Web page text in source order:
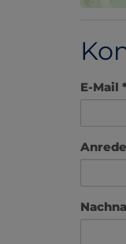
E-Mail
Anrede